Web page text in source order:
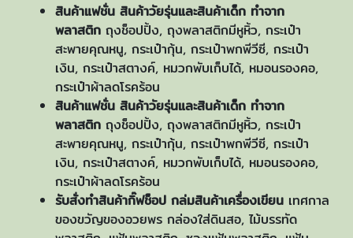
สินค้าแฟชั่น สินค้าวัยรุ่นและสินค้าเด็ก ทำจาก
พลาสติก ถุงช็อปปิ้ง, ถุงพลาสติกมีหูหิ้ว, กระเป๋า
สะพายคุณหนู, กระเป๋ากุ้น, กระเป๋าพกพีวีซี, กระเป๋า
เงิน, กระเป๋าสตางค์, หมวกพับเก็บได้, หมอนรองคอ,
กระเป๋าผ้าลดโรคร้อน
สินค้าแฟชั่น สินค้าวัยรุ่นและสินค้าเด็ก ทำจาก
พลาสติก ถุงช็อปปิ้ง, ถุงพลาสติกมีหูหิ้ว, กระเป๋า
สะพายคุณหนู, กระเป๋ากุ้น, กระเป๋าพกพีวีซี, กระเป๋า
เงิน, กระเป๋าสตางค์, หมวกพับเก็บได้, หมอนรองคอ,
กระเป๋าผ้าลดโรคร้อน
รับสั่งทำสินค้ากิ๊ฟช็อป กล่มสินค้าเครื่องเขียน เทศกาล
ของขวัญของอวยพร กล่องใส่ดินสอ, ไม้บรรทัด